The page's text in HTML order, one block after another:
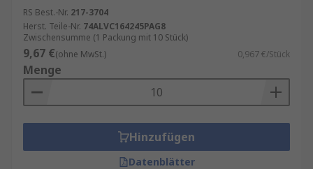
RS Best.-Nr. 217-3704
Herst. Teile-Nr. 74ALVC164245PAG8
Zwischensumme (1 Packung mit 10 Stück)
9,67 €(ohne MwSt.) 0,967 €/Stück
Menge
Hinzufügen
Datenblätter